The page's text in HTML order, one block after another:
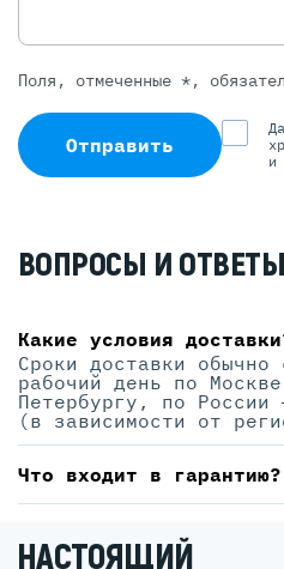
Поля, отмеченные *,
Отправить
и
ВОПРОСЫ И ОТВЕТЫ
Какие условия
Сроки доставки обычно
рабочий день по
Петербургу, по России
(в зависимости от
Что входит в гарантию?
НАСТОЯЩИЙ